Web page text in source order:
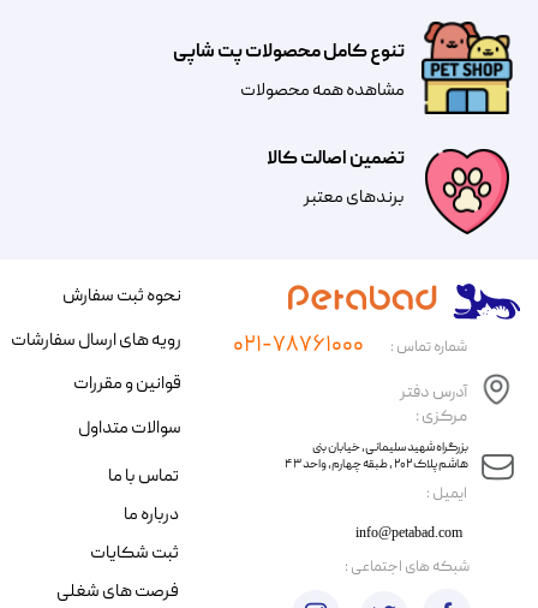
تضمین اصالت کالا
​​برندهای معتبر​​​​​​​
تنوع کامل محصولات پت شاپی
مشاهده همه محصولات
​ایمیل :
آدرس دفتر
مرکزی :
info@petabad.com
​​بزرگراه شهید سلیمانی، خیابان بنی
هاشم پلاک ۲۰۲ ، طبقه چهارم، واحد ۴۳
شماره تماس : ۰۲۱-۷۸۷۶۱۰۰۰
نحوه ثبت سفارش
رویه های ارسال سفارشات
قوانین و مقررات
سوالات متداول
تماس با ما
درباره ما
ثبت شکایات
فرصت های شغلی
​شبکه های اجتماعی :